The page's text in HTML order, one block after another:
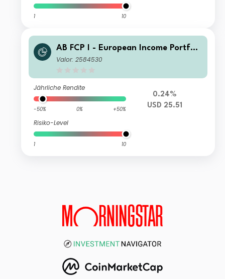
1 10
AB FCP I - European Income Portfoli
o A2 USD Acc
Valor: 2584530
Jährliche Rendite
-50% 0% +50%
Risiko-Level
1 10
0.24%
USD 25.51